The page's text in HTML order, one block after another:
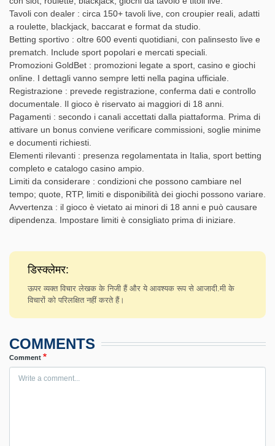
Tavoli con dealer : circa 150+ tavoli live, con croupier reali, adatti
a roulette, blackjack, baccarat e format da studio.
Betting sportivo : oltre 600 eventi quotidiani, con palinsesto live e
prematch. Include sport popolari e mercati speciali.
Promozioni GoldBet : promozioni legate a sport, casino e giochi
online. I dettagli vanno sempre letti nella pagina ufficiale.
Registrazione : prevede registrazione, conferma dati e controllo
documentale. Il gioco è riservato ai maggiori di 18 anni.
Pagamenti : secondo i canali accettati dalla piattaforma. Prima di
attivare un bonus conviene verificare commissioni, soglie minime
e documenti richiesti.
Elementi rilevanti : presenza regolamentata in Italia, sport betting
completo e catalogo casino ampio.
Limiti da considerare : condizioni che possono cambiare nel
tempo; quote, RTP, limiti e disponibilità dei giochi possono variare.
Avvertenza : il gioco è vietato ai minori di 18 anni e può causare
dipendenza. Impostare limiti è consigliato prima di iniziare.
डिस्क्लेमर:
ऊपर व्यक्त विचार लेखक के निजी हैं और ये आवश्यक रूप से आजादी.मी के
विचारों को परिलक्षित नहीं करते हैं।
COMMENTS
Comment